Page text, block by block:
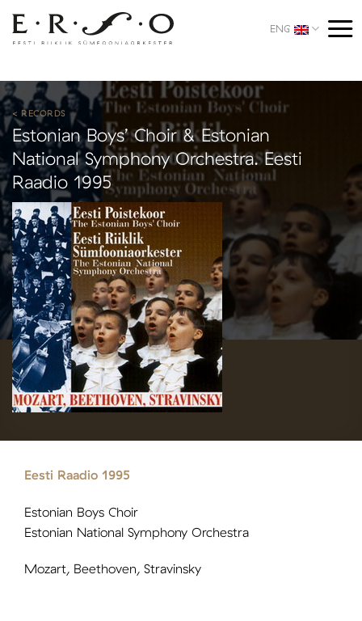
content
ENG
< RECORDS
Estonian Boys’ Choir & Estonian
National Symphony Orchestra. Eesti
Raadio 1995
Eesti Raadio 1995
Estonian Boys Choir
Estonian National Symphony Orchestra
Mozart, Beethoven, Stravinsky